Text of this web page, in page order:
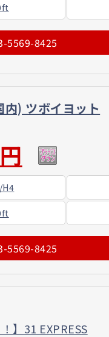
5569-8425
) ツボイヨット
H4
5569-8425
】31 EXPRESS